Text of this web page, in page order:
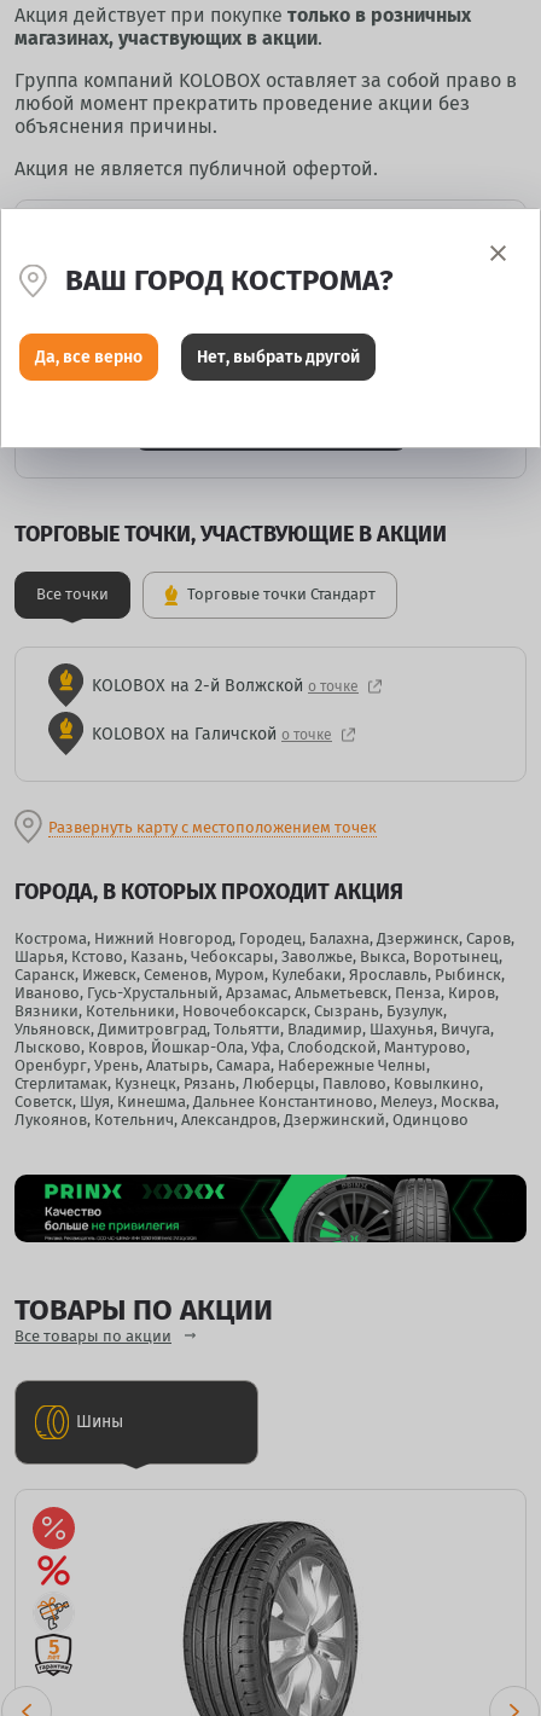
Акция действует при покупке только в розничных
магазинах, участвующих в акции.
Группа компаний KOLOBOX оставляет за собой право в
любой момент прекратить проведение акции без
объяснения причины.
Акция не является публичной офертой.
Хотите получить подарок? Нажмите на кнопку:
ТОРГОВЫЕ ТОЧКИ, УЧАСТВУЮЩИЕ В АКЦИИ
Все точки Торговые точки Стандарт
KOLOBOX на 2-й Волжской о точке
KOLOBOX на Галичской о точке
Развернуть карту с местоположением точек
ГОРОДА, В КОТОРЫХ ПРОХОДИТ АКЦИЯ
Кострома, Нижний Новгород, Городец, Балахна, Дзержинск, Саров,
Шарья, Кстово, Казань, Чебоксары, Заволжье, Выкса, Воротынец,
Саранск, Ижевск, Семенов, Муром, Кулебаки, Ярославль, Рыбинск,
Иваново, Гусь-Хрустальный, Арзамас, Альметьевск, Пенза, Киров,
Вязники, Котельники, Новочебоксарск, Сызрань, Бузулук,
Ульяновск, Димитровград, Тольятти, Владимир, Шахунья, Вичуга,
Лысково, Ковров, Йошкар-Ола, Уфа, Слободской, Мантурово,
Оренбург, Урень, Алатырь, Самара, Набережные Челны,
Стерлитамак, Кузнецк, Рязань, Люберцы, Павлово, Ковылкино,
Советск, Шуя, Кинешма, Дальнее Константиново, Мелеуз, Москва,
Лукоянов, Котельнич, Александров, Дзержинский, Одинцово
ТОВАРЫ ПО АКЦИИ
Все товары по акции
Шины
ВАШ ГОРОД КОСТРОМА?
Да, все верно Нет, выбрать другой